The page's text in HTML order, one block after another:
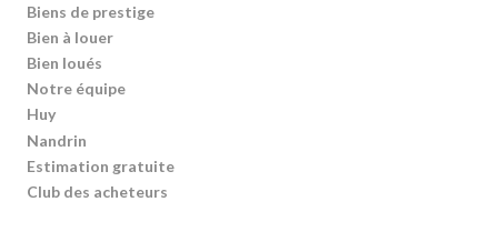
Biens de prestige
Bien à louer
Bien loués
Notre équipe
Huy
Nandrin
Estimation gratuite
Club des acheteurs